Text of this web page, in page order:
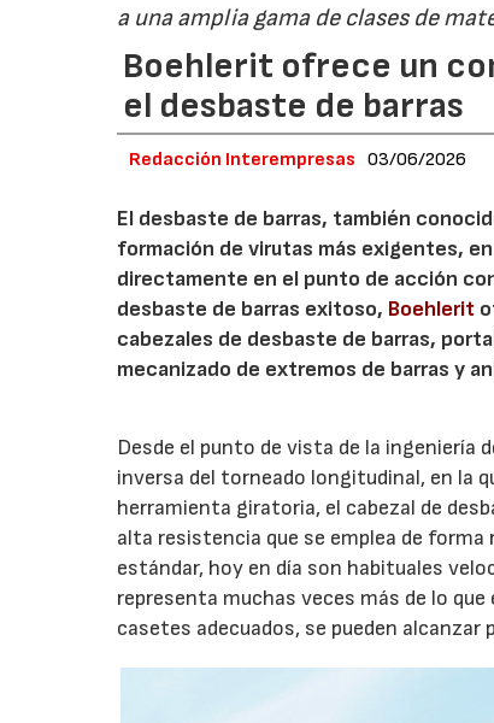
a una amplia gama de clases de
Boehlerit ofrece un
el desbaste de barras
Redacción Interempresas 03/06/2026
El desbaste de barras, también
formación de virutas más exigentes,
directamente en el punto de acción
desbaste de barras exitoso, Boehlerit
cabezales de desbaste de barras,
mecanizado de extremos de barras y
Desde el punto de vista de la ingeniería
inversa del torneado longitudinal, en la
herramienta giratoria, el cabezal de
alta resistencia que se emplea de
estándar, hoy en día son habituales
representa muchas veces más de lo
casetes adecuados, se pueden